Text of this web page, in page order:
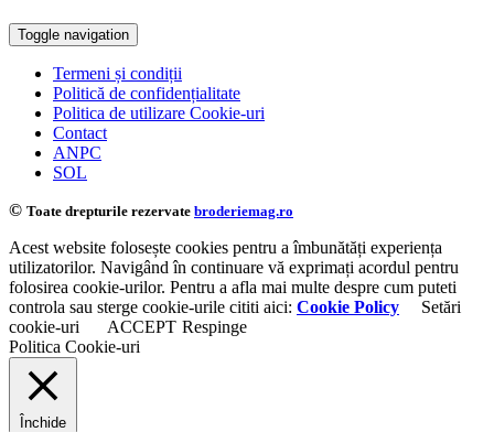
Toggle navigation
Termeni și condiții
Politică de confidențialitate
Politica de utilizare Cookie-uri
Contact
ANPC
SOL
© Toate drepturile rezervate broderiemag.ro
Acest website folosește cookies pentru a îmbunătăți experiența
utilizatorilor. Navigând în continuare vă exprimați acordul pentru
folosirea cookie-urilor. Pentru a afla mai multe despre cum puteti
controla sau sterge cookie-urile cititi aici: Cookie Policy
Setări
cookie-uri
ACCEPT Respinge
Politica Cookie-uri
Închide